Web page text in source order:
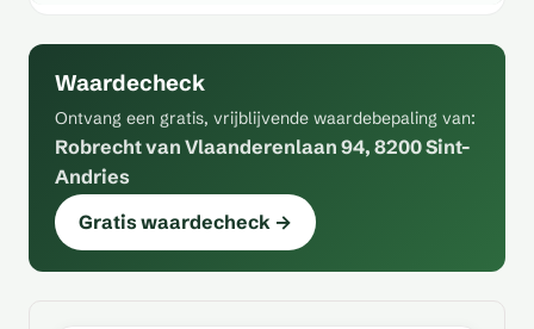
Waardecheck
Ontvang een gratis, vrijblijvende waardebepaling van:
Robrecht van Vlaanderenlaan 94, 8200 Sint-
Andries
Gratis waardecheck →